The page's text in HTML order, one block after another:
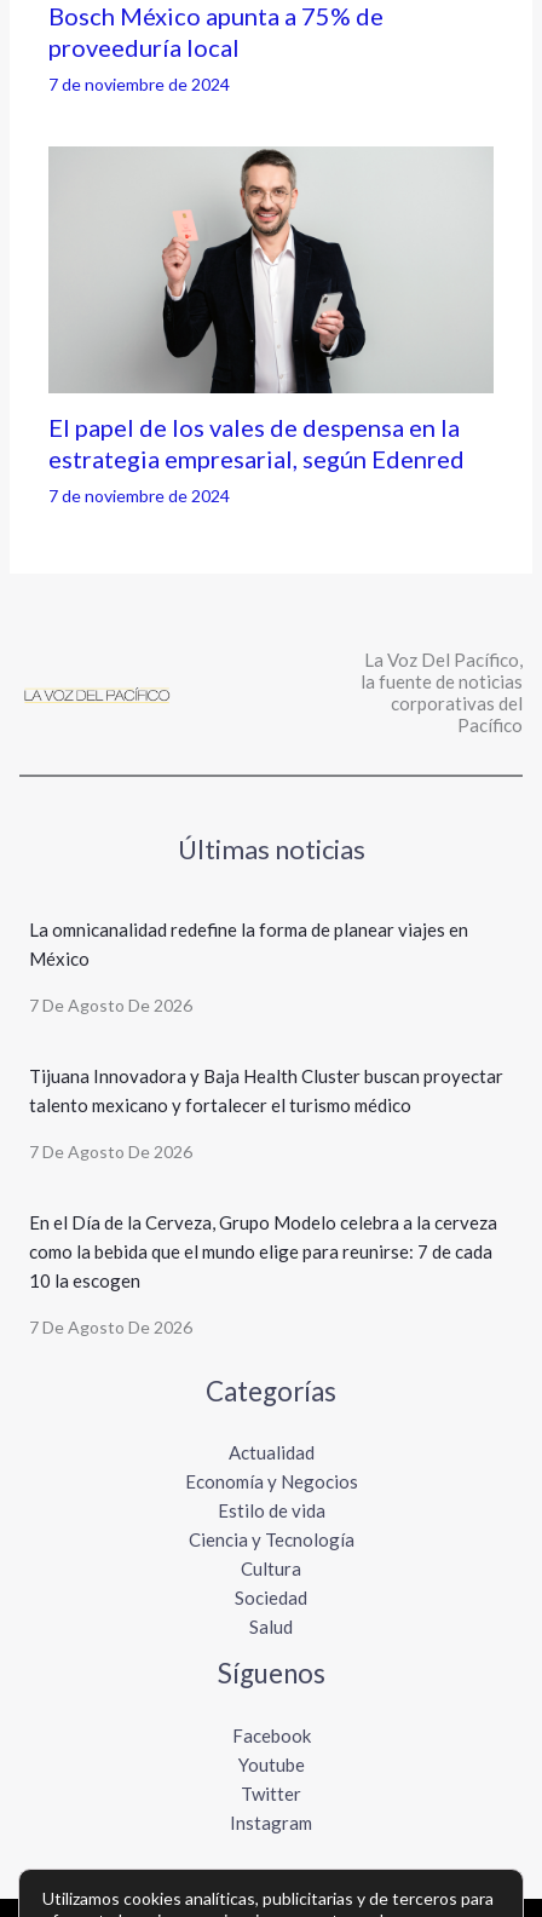
Bosch México apunta a 75% de
proveeduría local
7 de noviembre de 2024
El papel de los vales de despensa en la
estrategia empresarial, según Edenred
7 de noviembre de 2024
La Voz Del Pacífico,
la fuente de noticias
corporativas del
Pacífico
Últimas noticias
La omnicanalidad redefine la forma de planear viajes en
México
7 De Agosto De 2026
Tijuana Innovadora y Baja Health Cluster buscan proyectar
talento mexicano y fortalecer el turismo médico
7 De Agosto De 2026
En el Día de la Cerveza, Grupo Modelo celebra a la cerveza
como la bebida que el mundo elige para reunirse: 7 de cada
10 la escogen
7 De Agosto De 2026
Categorías
Actualidad
Economía y Negocios
Estilo de vida
Ciencia y Tecnología
Cultura
Sociedad
Salud
Síguenos
Facebook
Youtube
Twitter
Instagram
Utilizamos cookies analíticas, publicitarias y de terceros para